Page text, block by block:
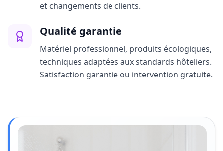
et changements de clients.
Qualité garantie
Matériel professionnel, produits écologiques,
techniques adaptées aux standards hôteliers.
Satisfaction garantie ou intervention gratuite.